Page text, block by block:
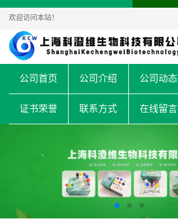
欢迎访问本站！
公司首页 公司介绍 公司动态
证书荣誉 联系方式 在线留言